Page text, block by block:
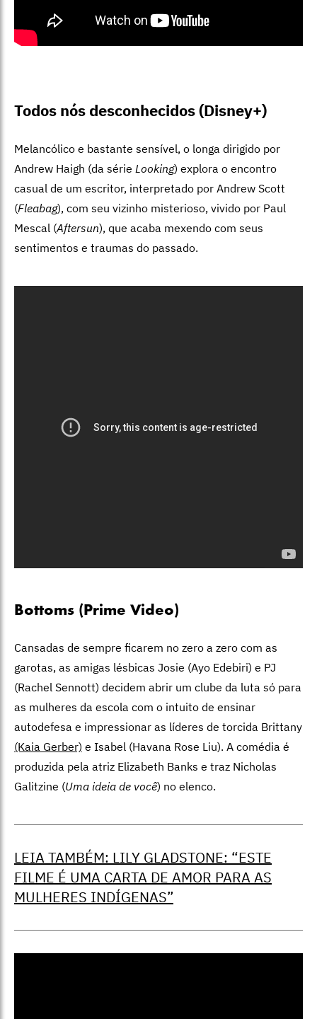
Todos nós desconhecidos (Disney+)
Melancólico e bastante sensível, o longa dirigido por
Andrew Haigh (da série Looking) explora o encontro
casual de um escritor, interpretado por Andrew Scott
(Fleabag), com seu vizinho misterioso, vivido por Paul
Mescal (Aftersun), que acaba mexendo com seus
sentimentos e traumas do passado.
Bottoms (Prime Video)
Cansadas de sempre ficarem no zero a zero com as
garotas, as amigas lésbicas Josie (Ayo Edebiri) e PJ
(Rachel Sennott) decidem abrir um clube da luta só para
as mulheres da escola com o intuito de ensinar
autodefesa e impressionar as líderes de torcida Brittany
(Kaia Gerber) e Isabel (Havana Rose Liu). A comédia é
produzida pela atriz Elizabeth Banks e traz Nicholas
Galitzine (Uma ideia de você) no elenco.
LEIA TAMBÉM: LILY GLADSTONE: “ESTE
FILME É UMA CARTA DE AMOR PARA AS
MULHERES INDÍGENAS”